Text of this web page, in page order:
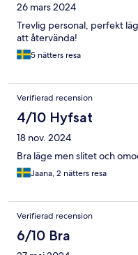
26 mars 2024
Trevlig personal, perfekt
att återvända!
5 nätters resa
Verifierad recension
4/10 Hyfsat
18 nov. 2024
Bra läge men slitet och
Jaana, 2 nätters resa
Verifierad recension
6/10 Bra